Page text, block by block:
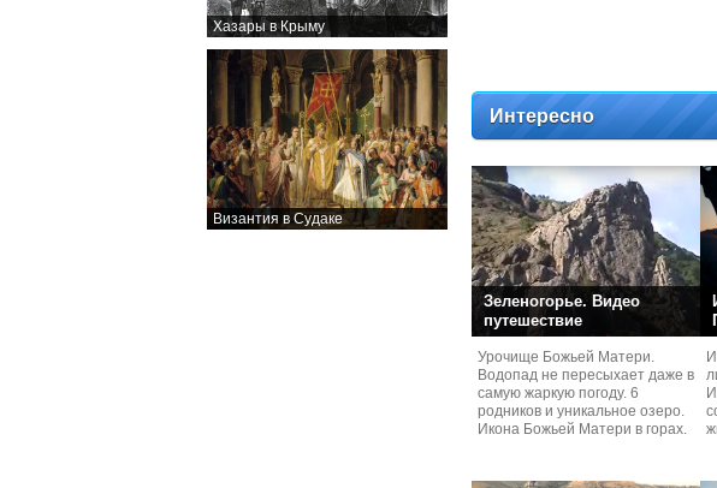
Хазары в Крыму
Византия в Судаке
Интересно
Зеленогорье. Видео
путешествие
Урочище Божьей Матери.
Водопад не пересыхает даже в
самую жаркую погоду. 6
родников и уникальное озеро.
Икона Божьей Матери в горах.